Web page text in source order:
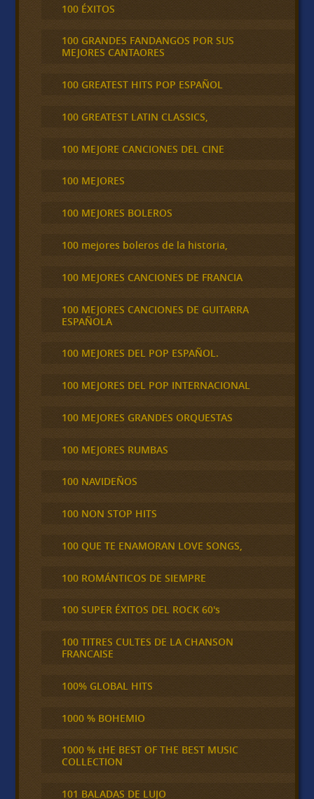
100 ÉXITOS
100 GRANDES FANDANGOS POR SUS
MEJORES CANTAORES
100 GREATEST HITS POP ESPAÑOL
100 GREATEST LATIN CLASSICS,
100 MEJORE CANCIONES DEL CINE
100 MEJORES
100 MEJORES BOLEROS
100 mejores boleros de la historia,
100 MEJORES CANCIONES DE FRANCIA
100 MEJORES CANCIONES DE GUITARRA
ESPAÑOLA
100 MEJORES DEL POP ESPAÑOL.
100 MEJORES DEL POP INTERNACIONAL
100 MEJORES GRANDES ORQUESTAS
100 MEJORES RUMBAS
100 NAVIDEÑOS
100 NON STOP HITS
100 QUE TE ENAMORAN LOVE SONGS,
100 ROMÁNTICOS DE SIEMPRE
100 SUPER ÉXITOS DEL ROCK 60's
100 TITRES CULTES DE LA CHANSON
FRANCAISE
100% GLOBAL HITS
1000 % BOHEMIO
1000 % tHE BEST OF THE BEST MUSIC
COLLECTION
101 BALADAS DE LUJO